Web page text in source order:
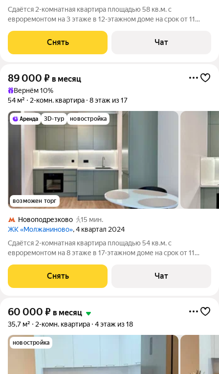
Сдаётся 2-комнатная квартира площадью 58 кв.м. с
евроремонтом на 3 этаже в 12-этажном доме на срок от 11
Холодильник Посудомоечная машина Кондиционер Дом -
монолитный, окна выходят во двор
Снять Чат
89 000 ₽ в месяц
Вернём 10%
54 м²
2-комн. квартира 8 этаж из 17
3D-тур новостройка
возможен торг
Новоподрезково
15 мин.
ЖК «Молжаниново», 4 квартал 2024
Сдаётся 2-комнатная квартира площадью 54 кв.м. с
евроремонтом на 8 этаже в 17-этажном доме на срок от 11
Стиральная машина Сушильная машина Холодильник
Посудомоечная машина Кондиционер Дом -
Снять Чат
60 000 ₽ в месяц
35,7 м² 2-комн. квартира 4 этаж из 18
новостройка